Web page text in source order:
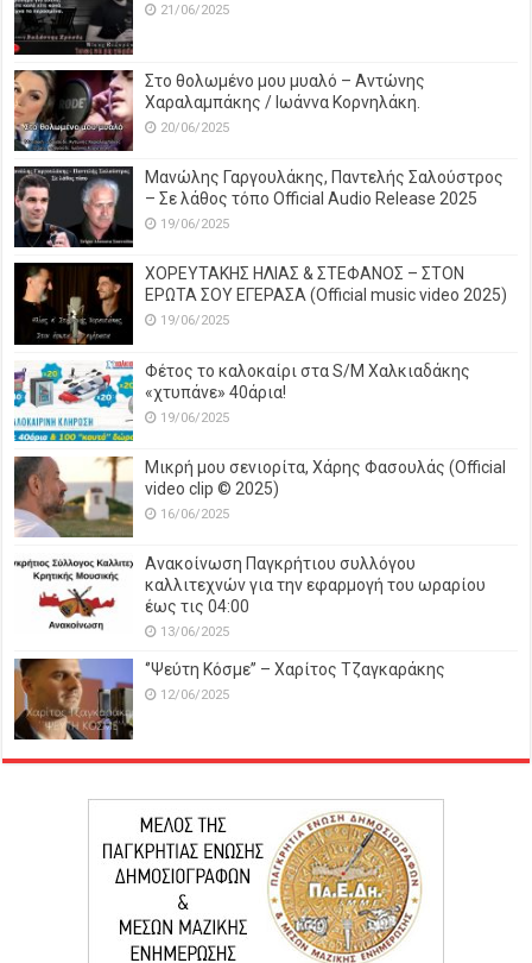
21/06/2025
Στο θολωμένο μου μυαλό – Αντώνης
Χαραλαμπάκης / Ιωάννα Κορνηλάκη.
20/06/2025
Μανώλης Γαργουλάκης, Παντελής Σαλούστρος
– Σε λάθος τόπο Official Audio Release 2025
19/06/2025
ΧΟΡΕΥΤΑΚΗΣ ΗΛΙΑΣ & ΣΤΕΦΑΝΟΣ – ΣΤΟΝ
ΕΡΩΤΑ ΣΟΥ ΕΓΕΡΑΣΑ (Official music video 2025)
19/06/2025
Φέτος το καλοκαίρι στα S/M Χαλκιαδάκης
«χτυπάνε» 40άρια!
19/06/2025
Μικρή μου σενιορίτα, Χάρης Φασουλάς (Official
video clip © 2025)
16/06/2025
Ανακοίνωση Παγκρήτιου συλλόγου
καλλιτεχνών για την εφαρμογή του ωραρίου
έως τις 04:00
13/06/2025
‘’Ψεύτη Κόσμε’’ – Χαρίτος Τζαγκαράκης
12/06/2025